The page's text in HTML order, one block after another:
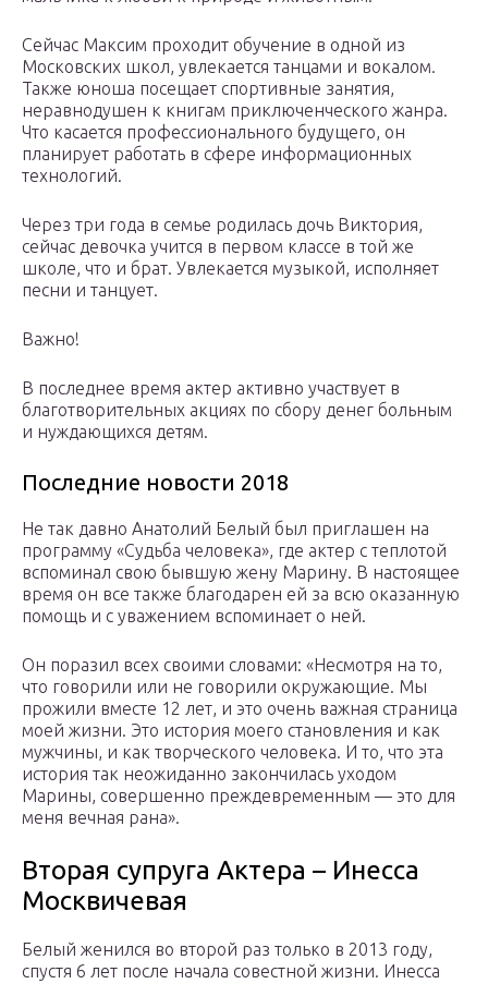
Сейчас Максим проходит обучение в одной из
Московских школ, увлекается танцами и вокалом.
Также юноша посещает спортивные занятия,
неравнодушен к книгам приключенческого жанра.
Что касается профессионального будущего, он
планирует работать в сфере информационных
технологий.
Через три года в семье родилась дочь Виктория,
сейчас девочка учится в первом классе в той же
школе, что и брат. Увлекается музыкой, исполняет
песни и танцует.
Важно!
В последнее время актер активно участвует в
благотворительных акциях по сбору денег больным
и нуждающихся детям.
Последние новости 2018
Не так давно Анатолий Белый был приглашен на
программу «Судьба человека», где актер с теплотой
вспоминал свою бывшую жену Марину. В настоящее
время он все также благодарен ей за всю оказанную
помощь и с уважением вспоминает о ней.
Он поразил всех своими словами: «Несмотря на то,
что говорили или не говорили окружающие. Мы
прожили вместе 12 лет, и это очень важная страница
моей жизни. Это история моего становления и как
мужчины, и как творческого человека. И то, что эта
история так неожиданно закончилась уходом
Марины, совершенно преждевременным — это для
меня вечная рана».
Вторая супруга Актера – Инесса
Москвичевая
Белый женился во второй раз только в 2013 году,
спустя 6 лет после начала совестной жизни. Инесса